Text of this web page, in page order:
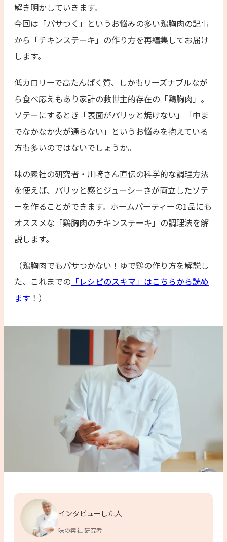
解き明かしていきます。
今回は「パサつく」というお悩みの多い鶏胸肉の記事
から「チキンステーキ」の作り方を再編集してお届け
します。
低カロリーで高たんぱく質、しかもリーズナブルなが
ら食べ応えもあり家計の救世主的存在の「鶏胸肉」。
ソテーにするとき「表面がパリッと焼けない」「中ま
でなかなか火が通らない」というお悩みを抱えている
方も多いのではないでしょうか。
味の素社の研究者・川﨑さん直伝の科学的な調理方法
を使えば、パリッと感とジューシーさが両立したソテ
ーを作ることができます。ホームパーティーの1品にも
オススメな「鶏胸肉のチキンステーキ」の調理法を解
説します。
（鶏胸肉でもパサつかない！ゆで鶏の作り方を解説し
た、これまでの 「レシピのスキマ」はこちらから読め
ます ！）
インタビューした人
味の素社 研究者